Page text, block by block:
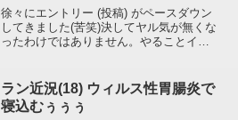
徐々にエントリー (投稿) がペースダウン
してきました(苦笑)決してヤル気が無くな
ったわけではありません。やることイッ
としか思えない「短髪」状態 にもずいぶ
ん慣れま...
ラン近況(18) ウィルス性胃腸炎で
寝込むぅぅぅ